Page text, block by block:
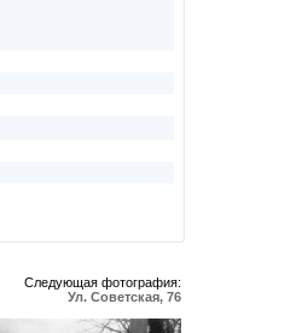
Следующая фотография:
Ул. Cоветская, 76